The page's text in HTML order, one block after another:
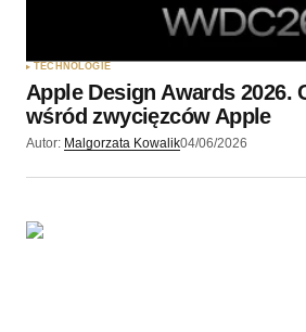
TECHNOLOGIE
Apple Design Awards 2026.
wśród zwycięzców Apple
Autor: Malgorzata Kowalik04/06/2026